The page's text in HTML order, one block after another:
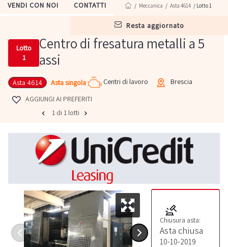
VENDI CON NOI CONTATTI
resta aggiornato
/ Meccanica / Asta 4614 / Lotto 1
Lotto
1
Centro di fresatura metalli a 5
assi
Asta 4614 Asta singola Centri di lavoro
Brescia
AGGIUNGI AI PREFERITI
1 di 1 lotti
Chiusura asta:
Asta chiusa
10-10-2019